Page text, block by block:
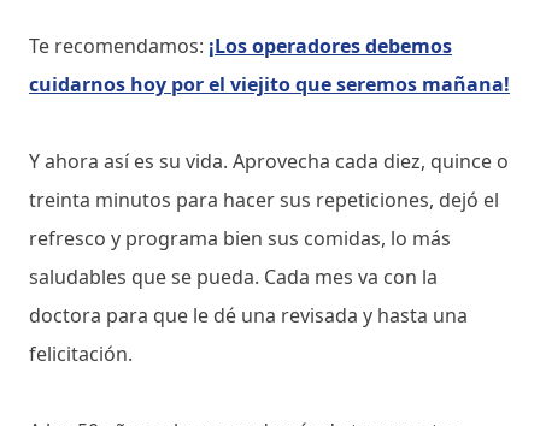
Te recomendamos: ¡Los operadores debemos
cuidarnos hoy por el viejito que seremos mañana!
Y ahora así es su vida. Aprovecha cada diez, quince o
treinta minutos para hacer sus repeticiones, dejó el
refresco y programa bien sus comidas, lo más
saludables que se pueda. Cada mes va con la
doctora para que le dé una revisada y hasta una
felicitación.